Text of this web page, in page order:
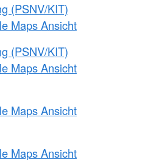
(PSNV/KIT)
Maps Ansicht
(PSNV/KIT)
Maps Ansicht
Maps Ansicht
Maps Ansicht